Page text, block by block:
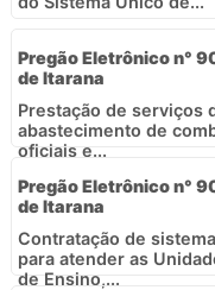
Pregão Eletrônico n°
de Itarana
Prestação de serviços
abastecimento de
oficiais e...
Pregão Eletrônico n°
de Itarana
Contratação de
para atender as
de Ensino,...